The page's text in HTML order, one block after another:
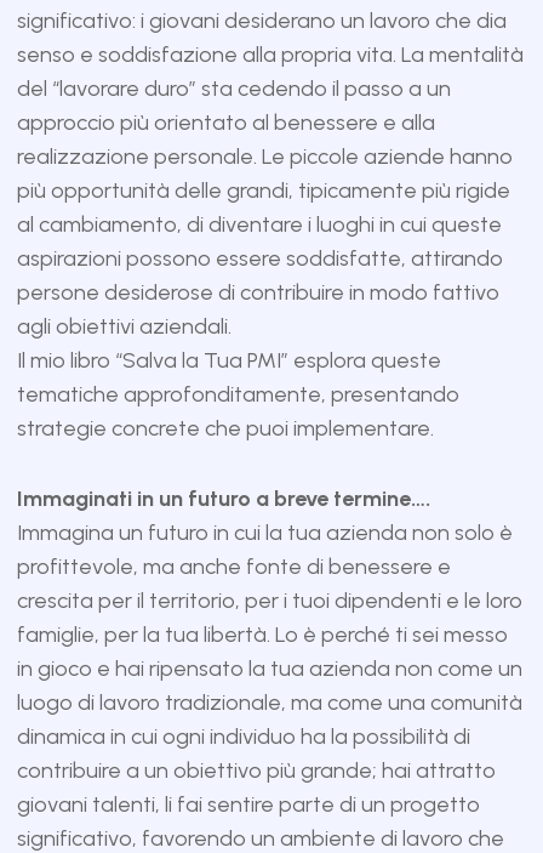
significativo: i giovani desiderano un lavoro che dia
senso e soddisfazione alla propria vita. La mentalità
del “lavorare duro” sta cedendo il passo a un
approccio più orientato al benessere e alla
realizzazione personale. Le piccole aziende hanno
più opportunità delle grandi, tipicamente più rigide
al cambiamento, di diventare i luoghi in cui queste
aspirazioni possono essere soddisfatte, attirando
persone desiderose di contribuire in modo fattivo
agli obiettivi aziendali.
Il mio libro “Salva la Tua PMI” esplora queste
tematiche approfonditamente, presentando
strategie concrete che puoi implementare.
Immaginati in un futuro a breve termine….
Immagina un futuro in cui la tua azienda non solo è
profittevole, ma anche fonte di benessere e
crescita per il territorio, per i tuoi dipendenti e le loro
famiglie, per la tua libertà. Lo è perché ti sei messo
in gioco e hai ripensato la tua azienda non come un
luogo di lavoro tradizionale, ma come una comunità
dinamica in cui ogni individuo ha la possibilità di
contribuire a un obiettivo più grande; hai attratto
giovani talenti, li fai sentire parte di un progetto
significativo, favorendo un ambiente di lavoro che